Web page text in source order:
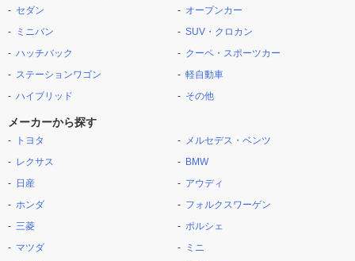
セダン
ミニバン
ハッチバック
ステーションワゴン
ハイブリッド
オープンカー
SUV・クロカン
クーペ・スポーツカー
軽自動車
その他
メーカーから探す
トヨタ
レクサス
日産
ホンダ
三菱
マツダ
メルセデス・ベンツ
BMW
アウディ
フォルクスワーゲン
ポルシェ
ミニ